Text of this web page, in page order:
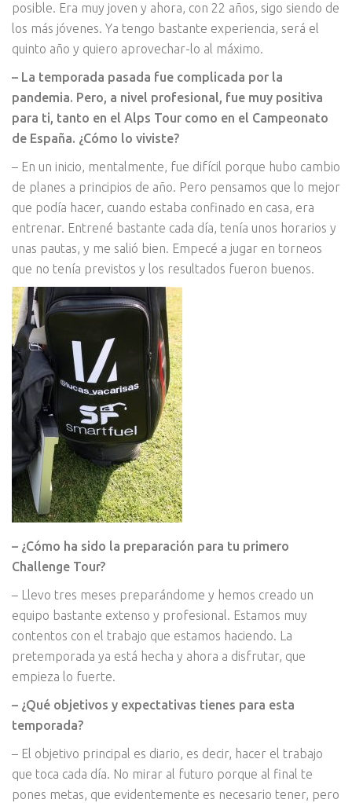
posible. Era muy joven y ahora, con 22 años, sigo siendo de
los más jóvenes. Ya tengo bastante experiencia, será el
quinto año y quiero aprovechar-lo al máximo.
– La temporada pasada fue complicada por la
pandemia. Pero, a nivel profesional, fue muy positiva
para ti, tanto en el Alps Tour como en el Campeonato
de España. ¿Cómo lo viviste?
– En un inicio, mentalmente, fue difícil porque hubo cambio
de planes a principios de año. Pero pensamos que lo mejor
que podía hacer, cuando estaba confinado en casa, era
entrenar. Entrené bastante cada día, tenía unos horarios y
unas pautas, y me salió bien. Empecé a jugar en torneos
que no tenía previstos y los resultados fueron buenos.
– ¿Cómo ha sido la preparación para tu primero
Challenge Tour?
– Llevo tres meses preparándome y hemos creado un
equipo bastante extenso y profesional. Estamos muy
contentos con el trabajo que estamos haciendo. La
pretemporada ya está hecha y ahora a disfrutar, que
empieza lo fuerte.
– ¿Qué objetivos y expectativas tienes para esta
temporada?
– El objetivo principal es diario, es decir, hacer el trabajo
que toca cada día. No mirar al futuro porque al final te
pones metas, que evidentemente es necesario tener, pero